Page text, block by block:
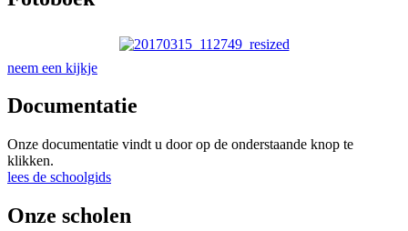
neem een kijkje
Documentatie
Onze documentatie vindt u door op de onderstaande knop te
klikken.
lees de schoolgids
Onze scholen